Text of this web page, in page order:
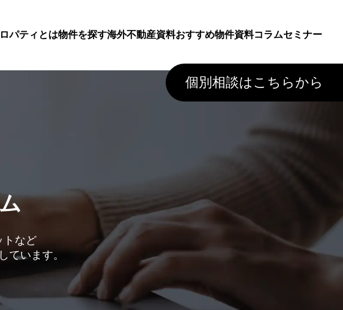
パティとは物件を探す海外不動産資料おすすめ物件資料コラムセミナー
個別相談はこちらから
トなど
ています。